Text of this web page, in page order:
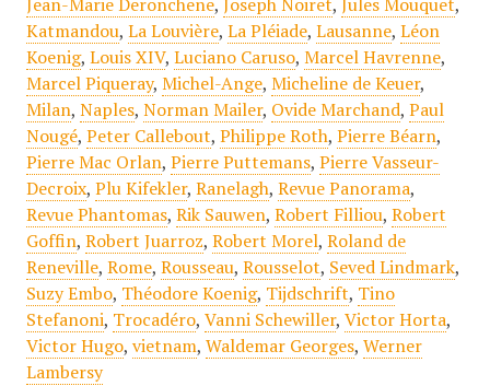
Katmandou, La Louvière, La Pléiade, Lausanne, Léon
Koenig, Louis XIV, Luciano Caruso, Marcel Havrenne,
Marcel Piqueray, Michel-Ange, Micheline de Keuer,
Milan, Naples, Norman Mailer, Ovide Marchand, Paul
Nougé, Peter Callebout, Philippe Roth, Pierre Béarn,
Pierre Mac Orlan, Pierre Puttemans, Pierre Vasseur-
Decroix, Plu Kifekler, Ranelagh, Revue Panorama,
Revue Phantomas, Rik Sauwen, Robert Filliou, Robert
Goffin, Robert Juarroz, Robert Morel, Roland de
Reneville, Rome, Rousseau, Rousselot, Seved Lindmark,
Suzy Embo, Théodore Koenig, Tijdschrift, Tino
Stefanoni, Trocadéro, Vanni Schewiller, Victor Horta,
Victor Hugo, vietnam, Waldemar Georges, Werner
Lambersy